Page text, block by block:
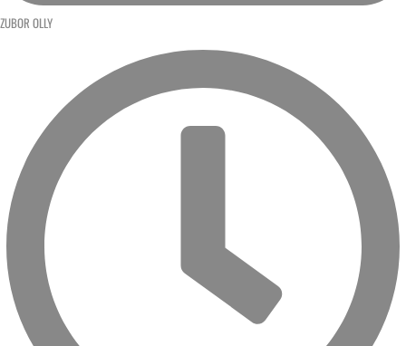
ZUBOR OLLY